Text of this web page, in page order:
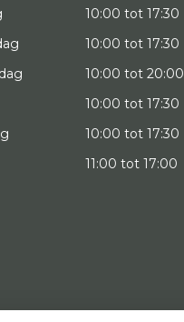
10:00 tot 17:30
10:00 tot 17:30
10:00 tot 20:00
10:00 tot 17:30
10:00 tot 17:30
11:00 tot 17:00